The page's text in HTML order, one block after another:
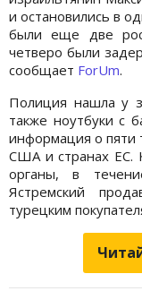
и остановились в
были еще две
четверо были
сообщает ForUm.
Полиция нашла у
также ноутбуки с
информация о пяти
США и странах ЕС.
органы, в
Ястремский
турецким